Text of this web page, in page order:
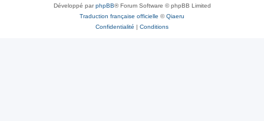
Développé parphpBB® Forum Software © phpBB Limited
Traduction française officielle ©Qiaeru
Confidentialité | Conditions